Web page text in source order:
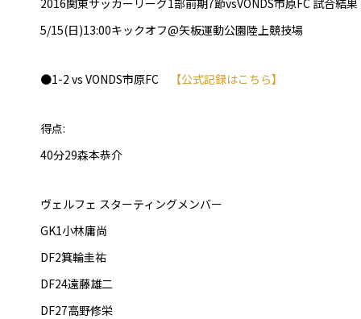
普及活動
ピース(障がい者サッ
2016関東サッカーリーグ1部前期7節vsVONDS市原FC 試合結果
5/15(日)13:00キックオフ@矢板運動公園陸上競技場
●1-2 vs VONDS市原FC 【公式記録はこちら】
得点:
40分29森本恭介
ヴェルフェ スターティングメンバー
GK1小林庸尚
DF2箕輪圭祐
DF24遠藤雄二
DF27高野修栄